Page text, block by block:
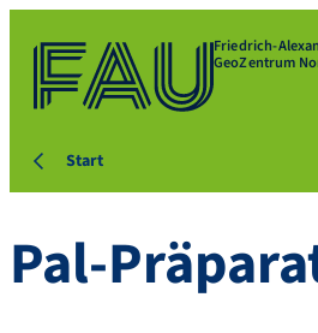
Friedrich-
GeoZentrum
Start
Pal-